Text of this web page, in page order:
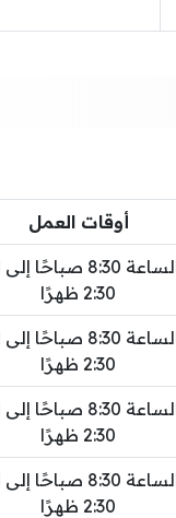
أوقات العمل
من الساعة 8:30
2:30 ظهرًا
من الساعة 8:30
2:30 ظهرًا
من الساعة 8:30
2:30 ظهرًا
من الساعة 8:30
2:30 ظهرًا